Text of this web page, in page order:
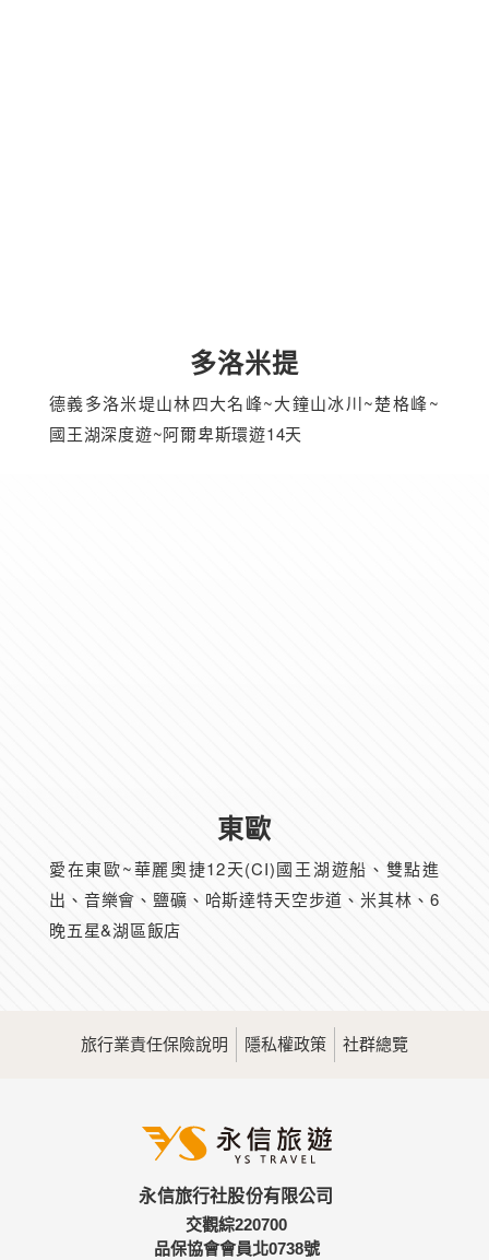
多洛米提
德義多洛米堤山林四大名峰~大鐘山冰川~楚格峰~
國王湖深度遊~阿爾卑斯環遊14天
東歐
愛在東歐~華麗奧捷12天(CI)國王湖遊船、雙點進
出、音樂會、鹽礦、哈斯達特天空步道、米其林、6
晚五星&湖區飯店
旅行業責任保險說明 隱私權政策 社群總覽
永信旅行社股份有限公司
交觀綜220700
品保協會會員北0738號